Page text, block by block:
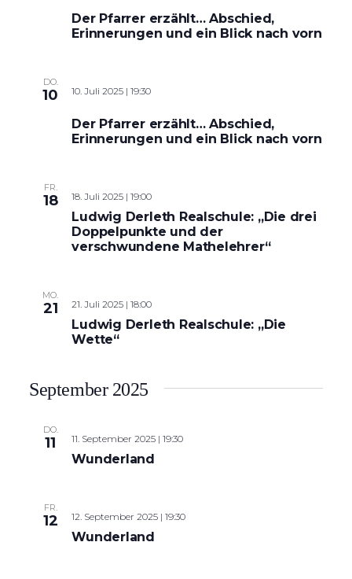
Der Pfarrer erzählt… Abschied,
Erinnerungen und ein Blick nach vorn
DO.
10 10. Juli 2025 | 19:30
Der Pfarrer erzählt… Abschied,
Erinnerungen und ein Blick nach vorn
FR.
18 18. Juli 2025 | 19:00
Ludwig Derleth Realschule: „Die drei
Doppelpunkte und der
verschwundene Mathelehrer“
MO.
21 21. Juli 2025 | 18:00
Ludwig Derleth Realschule: „Die
Wette“
September 2025
DO.
11 11. September 2025 | 19:30
Wunderland
FR.
12 12. September 2025 | 19:30
Wunderland